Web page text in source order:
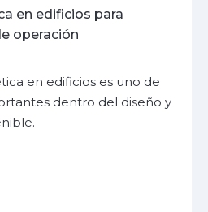
en edificios para
operación
en edificios es uno de
dentro del diseño y